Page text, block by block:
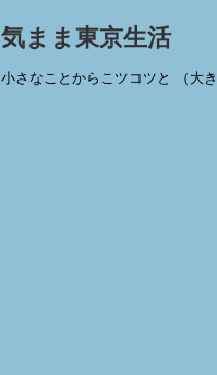
気まま東京生活
小さなことからこツコツと （大